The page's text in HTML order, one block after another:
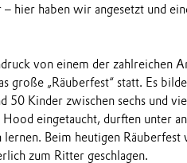
hier haben wir angesetzt und
von einem der zahlreichen
große „Räuberfest“ statt. Es
Kinder zwischen sechs und
eingetaucht, durften unter
Beim heutigen Räuberfest
zum Ritter geschlagen.